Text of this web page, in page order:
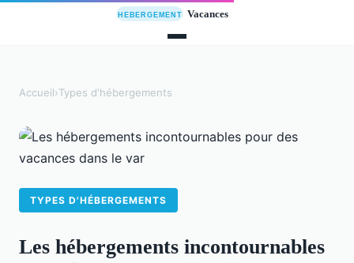
Accueil›Types d'hébergements
TYPES D'HÉBERGEMENTS
Les hébergements incontournables